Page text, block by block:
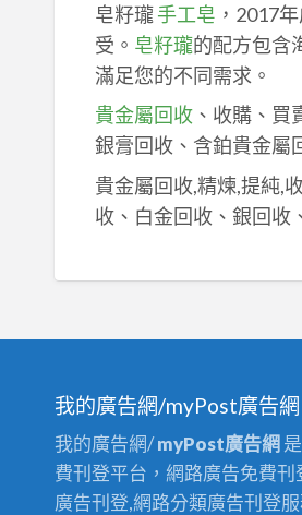
皂籽瓏手工皂 ，2017
受。 皂籽瓏的配方包含
滿足您的不同需求。
貴金屬回收、收購、買
銀膏回收、含鉑貴金屬
貴金屬回收,精煉,提純,
收、白金回收、銀回收
我的廣告網/myPost廣告網
我的廣告網/myPost廣告網
費刊登平台，網路廣告免費
廣告刊登,網路分類廣告刊登